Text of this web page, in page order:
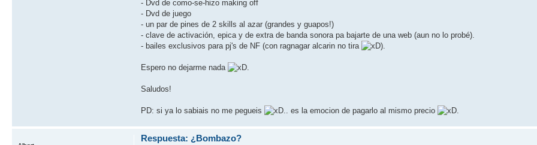
- Dvd de como-se-hizo making off
- Dvd de juego
- un par de pines de 2 skills al azar (grandes y guapos!)
- clave de activación, epica y de extra de banda sonora pa bajarte de una web (aun no lo probé).
- bailes exclusivos para pj's de NF (con ragnagar alcarin no tira
).
Espero no dejarme nada .
Saludos!
PD: si ya lo sabiais no me pegueis .. es la emocion de pagarlo al mismo precio .
Respuesta: ¿Bombazo?